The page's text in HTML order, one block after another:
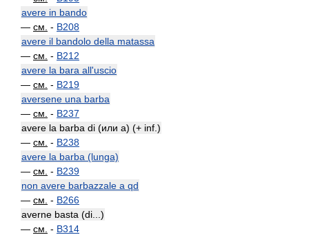
avere in bando
— см. - B208
avere il bandolo della matassa
— см. - B212
avere la bara all'uscio
— см. - B219
aversene una barba
— см. - B237
avere la barba di (или a) (+ inf.)
— см. - B238
avere la barba (lunga)
— см. - B239
non avere barbazzale a qd
— см. - B266
averne basta (di...)
— см. - B314